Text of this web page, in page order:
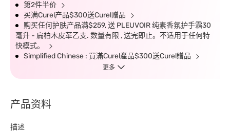
第2件半价
买满Curel产品$300送Curel赠品
购买任何护肤产品满$259, 送 PLEUVOIR 纯素香氛护手霜30
毫升 - 扁柏木皮革乙支. 数量有限 , 送完即止。不适用于任何特
快模式。
Simplified Chinese : 買滿Curel產品$300送Curel贈品
更多
产品资料
描述